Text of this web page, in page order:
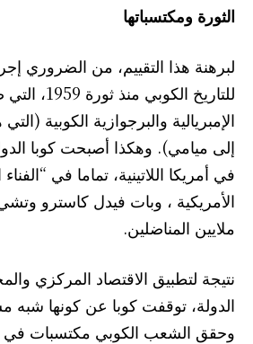
الثورة ومكتسباتها
لبرهنة هذا التقييم، من الضروري
للتاريخ
الإمبريالية والبرجوازية الكوبية
إلى ميامي). وهكذا أصبحت كوبا
في أمريكا اللاتينية، تماما في
الأمريكية ، وبات فيدل كاسترو
ملايين المناضلين.
نتيجة لتطبيق الاقتصاد المركزي
الدولة، توقفت كوبا عن كونها شبه
وحقق الشعب الكوبي مكتسبات في